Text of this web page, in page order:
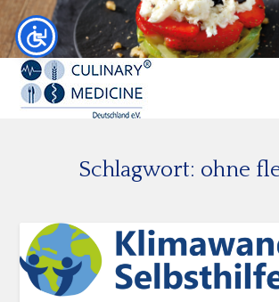
Schlagwort: ohne